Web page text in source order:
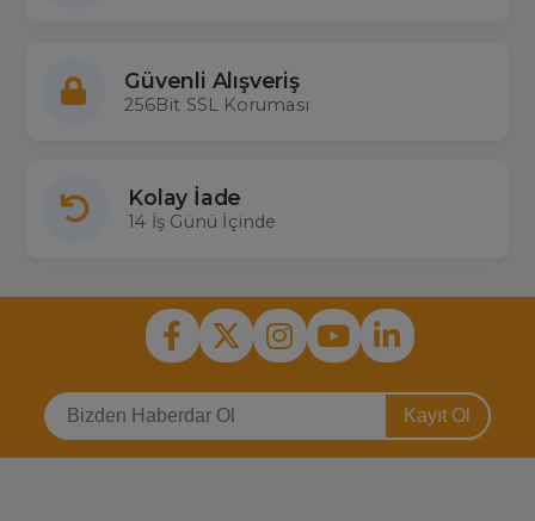
Güvenli Alışveriş
256Bit SSL Koruması
Kolay İade
14 İş Günü İçinde
Kayıt Ol